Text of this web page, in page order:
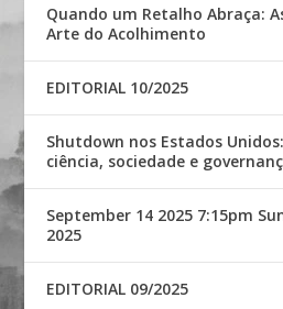
Quando um Retalho Abraça:
Arte do Acolhimento
EDITORIAL 10/2025
Shutdown nos Estados
ciência, sociedade e
September 14 2025 7:15pm
2025
EDITORIAL 09/2025